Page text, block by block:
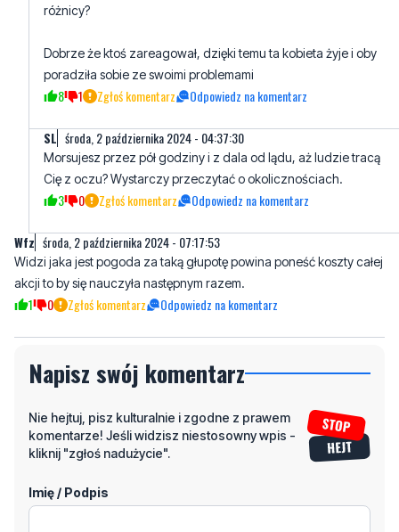
poradziła sobie ze swoimi problemami
SL środa, 2 października 2024 - 04:37:30
Morsujesz przez pół godziny i z dala od lądu, aż ludzie tracą
3 0 Zgłoś komentarz Odpowiedz na komentarz
środa, 2 października 2024 - 07:17:53
Widzi jaka jest pogoda za taką głupotę powina poneść koszty całej
1 0 Zgłoś komentarz Odpowiedz na komentarz
Napisz swój komentarz
komentarze! Jeśli widzisz niestosowny wpis -
kliknij "zgłoś nadużycie".
Imię / Podpis
Odpowiedz